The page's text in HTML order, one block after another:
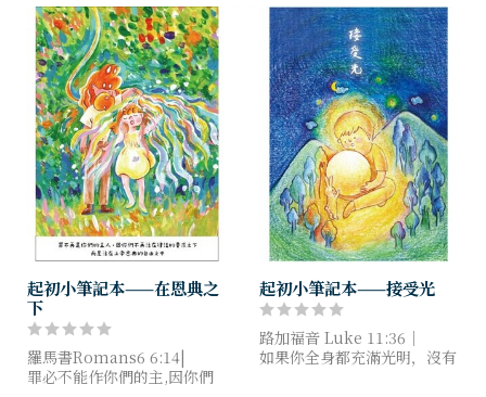
起初小筆記本——在恩典之
下
羅馬書Romans6 6:14|
罪必不能作你們的主,因你們
起初小筆記本——接受光
路加福音 Luke 11:36｜
如果你全身都充滿光明，沒有